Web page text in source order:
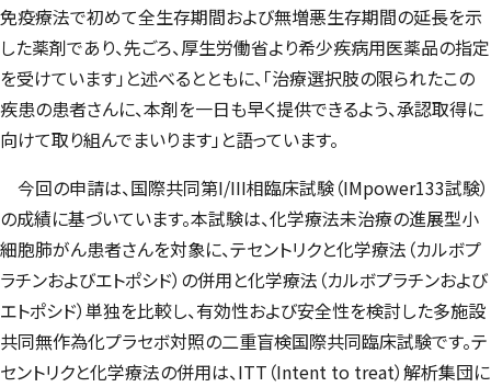
免疫療法で初めて全生存期間および無増悪生存期間の延長を示
した薬剤であり、先ごろ、厚生労働省より希少疾病用医薬品の指定
を受けています」と述べるとともに、「治療選択肢の限られたこの
疾患の患者さんに、本剤を一日も早く提供できるよう、承認取得に
向けて取り組んでまいります」と語っています。
今回の申請は、国際共同第I/III相臨床試験（IMpower133試験）
の成績に基づいています。本試験は、化学療法未治療の進展型小
細胞肺がん患者さんを対象に、テセントリクと化学療法（カルボプ
ラチンおよびエトポシド）の併用と化学療法（カルボプラチンおよび
エトポシド）単独を比較し、有効性および安全性を検討した多施設
共同無作為化プラセボ対照の二重盲検国際共同臨床試験です。テ
セントリクと化学療法の併用は、ITT（Intent to treat）解析集団に